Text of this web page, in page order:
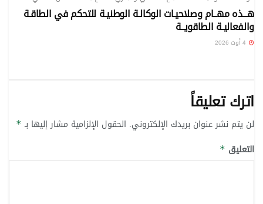
هـــذه مهــام وصلاحيـات الوكالـة الوطنيـة للتحكم في الطاقـة
والفعاليـة الطاقويــة
اترك تعليقاً
لن يتم نشر عنوان بريدك الإلكتروني. الحقول الإلزامية مشار إليها بـ *
التعليق *